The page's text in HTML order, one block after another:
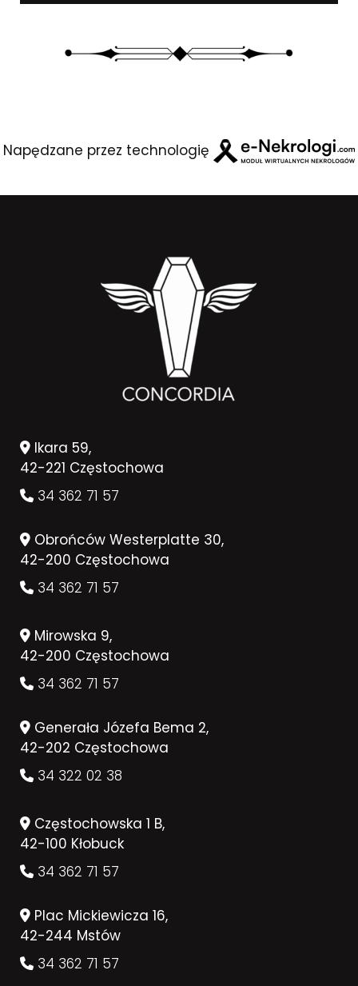
Napędzane przez technologię
Ikara 59,
42-221 Częstochowa
34 362 71 57
Obrońców Westerplatte 30,
42-200 Częstochowa
34 362 71 57
Mirowska 9,
42-200 Częstochowa
34 362 71 57
Generała Józefa Bema 2,
42-202 Częstochowa
34 322 02 38
Częstochowska 1 B,
42-100 Kłobuck
34 362 71 57
Plac Mickiewicza 16,
42-244 Mstów
34 362 71 57